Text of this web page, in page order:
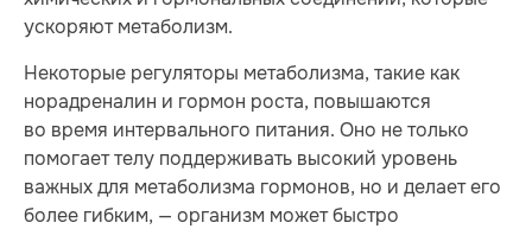
ускоряют метаболизм.
Некоторые регуляторы метаболизма, такие как
норадреналин и гормон роста, повышаются
во время интервального питания. Оно не только
помогает телу поддерживать высокий уровень
важных для метаболизма гормонов, но и делает его
более гибким, — организм может быстро